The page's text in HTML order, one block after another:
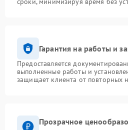
Гарантия на работы и
Предоставляется
выполненные работы и
защищает клиента от повторных
Прозрачное